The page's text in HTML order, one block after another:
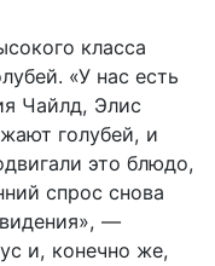
класса
«У нас есть
Чайлд, Элис
голубей, и
это блюдо,
спрос снова
—
и, конечно же,